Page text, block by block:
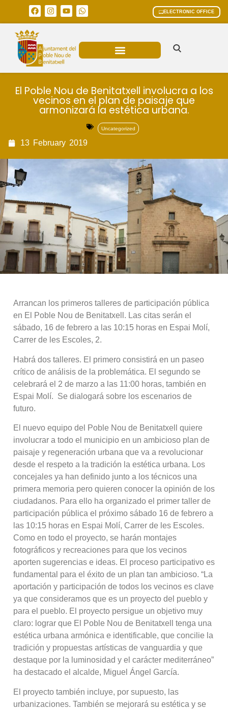
ELECTRONIC OFFICE
El Poble Nou de Benitatxell involucra a los
vecinos en el plan de paisaje que
armonizará la estética urbana.
Uncategorized
13 February 2019
Arrancan los primeros talleres de participación pública
en El Poble Nou de Benitatxell. Las citas serán el
sábado, 16 de febrero a las 10:15 horas en Espai Molí,
Carrer de les Escoles, 2.
Habrá dos talleres. El primero consistirá en un paseo
crítico de análisis de la problemática. El segundo se
celebrará el 2 de marzo a las 11:00 horas, también en
Espai Molí. Se dialogará sobre los escenarios de
futuro.
El nuevo equipo del Poble Nou de Benitatxell quiere
involucrar a todo el municipio en un ambicioso plan de
paisaje y regeneración urbana que va a revolucionar
desde el respeto a la tradición la estética urbana. Los
concejales ya han definido junto a los técnicos una
primera memoria pero quieren conocer la opinión de los
ciudadanos. Para ello ha organizado el primer taller de
participación pública el próximo sábado 16 de febrero a
las 10:15 horas en Espai Molí, Carrer de les Escoles.
Como en todo el proyecto, se harán montajes
fotográficos y recreaciones para que los vecinos
aporten sugerencias e ideas. El proceso participativo es
fundamental para el éxito de un plan tan ambicioso. “La
aportación y participación de todos los vecinos es clave
ya que consideramos que es un proyecto del pueblo y
para el pueblo. El proyecto persigue un objetivo muy
claro: lograr que El Poble Nou de Benitatxell tenga una
estética urbana armónica e identificable, que concilie la
tradición y propuestas artísticas de vanguardia y que
destaque por la luminosidad y el carácter mediterráneo”
ha destacado el alcalde, Miguel Ángel García.
El proyecto también incluye, por supuesto, las
urbanizaciones. También se mejorará su estética y se